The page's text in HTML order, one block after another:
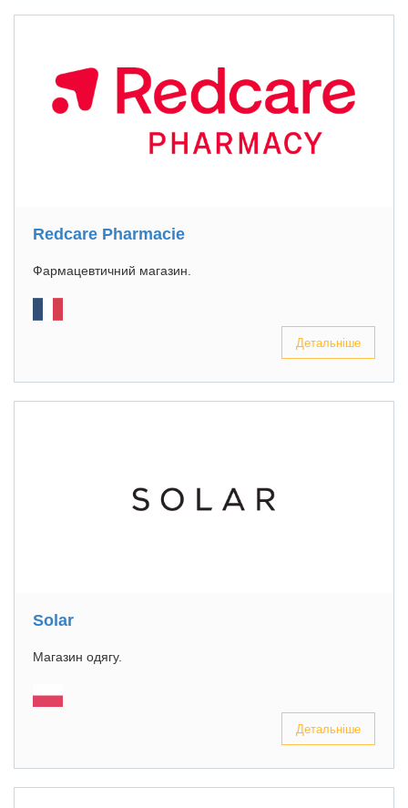
Redcare Pharmacie
Фармацевтичний магазин.
Детальніше
Solar
Магазин одягу.
Детальніше